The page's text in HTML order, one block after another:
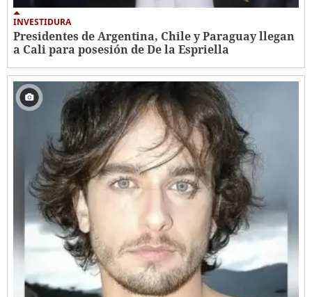
INVESTIDURA
Presidentes de Argentina, Chile y Paraguay llegan
a Cali para posesión de De la Espriella